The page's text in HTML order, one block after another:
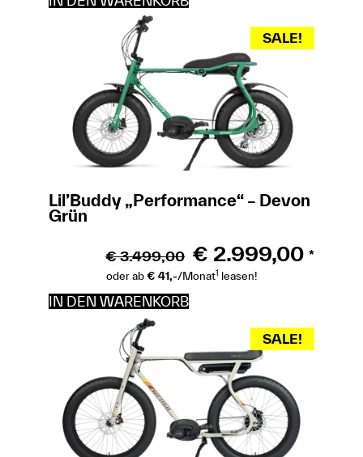
SALE!
Lil’Buddy „Performance“ – Devon
Grün
€3.499,00 € 2.999,00 *
oder ab€ 41,-/Monat1 leasen!
IN DEN WARENKORB
SALE!